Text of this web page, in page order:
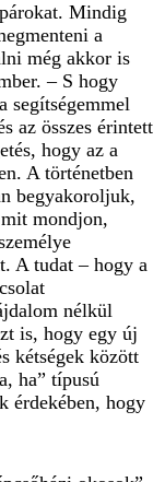
Mindig
a
még akkor is
– S hogy
segítségemmel
az összes érintett
hogy az a
A történetben
begyakoroljuk,
mondjon,
A tudat – hogy a
nélkül
is, hogy egy új
kétségek között
ha” típusú
érdekében, hogy